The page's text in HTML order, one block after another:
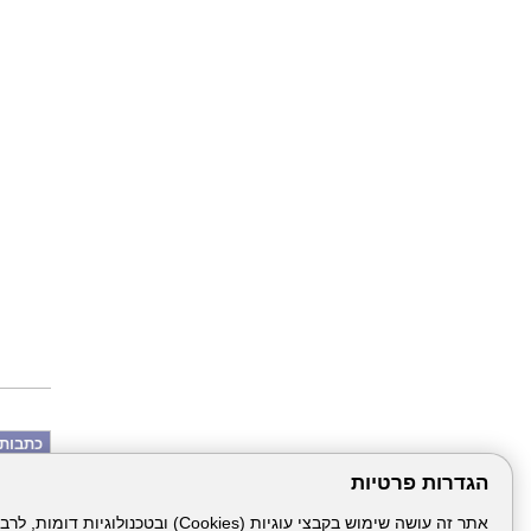
הגדרות פרטיות ילדה
הלל
ניתוח